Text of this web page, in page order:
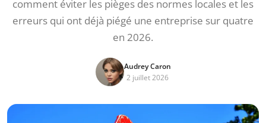
comment éviter les pièges des normes locales et les
erreurs qui ont déjà piégé une entreprise sur quatre
en 2026.
Audrey Caron
2 juillet 2026